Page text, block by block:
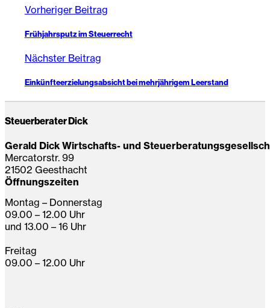
Vorheriger Beitrag
Frühjahrsputz im Steuerrecht
Nächster Beitrag
Einkünfteerzielungsabsicht bei mehrjährigem Leerstand
Steuerberater Dick
Gerald Dick Wirtschafts- und
Mercatorstr. 99
21502 Geesthacht
Öffnungszeiten
Montag – Donnerstag
09.00 – 12.00 Uhr
und 13.00 – 16 Uhr
Freitag
09.00 – 12.00 Uhr